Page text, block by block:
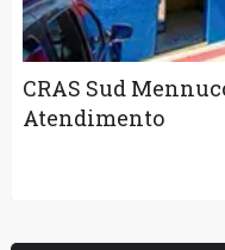
CRAS Sud
Atendimento